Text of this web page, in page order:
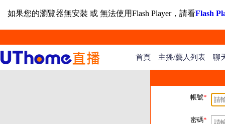
如果您的瀏覽器無安裝 或 無法使用Flash Player，請看Flash
首頁 主播/藝人列表 聊
帳號*
密碼*